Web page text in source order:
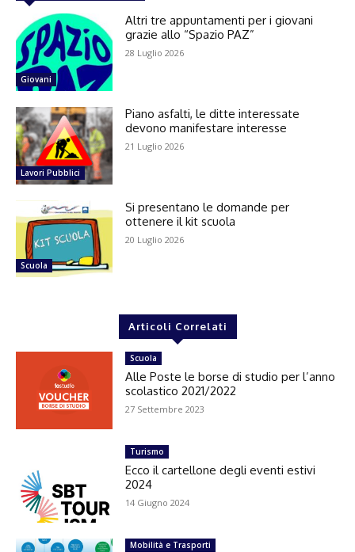
Giovani
Altri tre appuntamenti per i giovani
grazie allo “Spazio PAZ”
28 Luglio 2026
Lavori Pubblici
Piano asfalti, le ditte interessate
devono manifestare interesse
21 Luglio 2026
Scuola
Si presentano le domande per
ottenere il kit scuola
20 Luglio 2026
Articoli Correlati
Scuola
Alle Poste le borse di studio per l’anno
scolastico 2021/2022
27 Settembre 2023
Turismo
Ecco il cartellone degli eventi estivi
2024
14 Giugno 2024
Mobilità e Trasporti